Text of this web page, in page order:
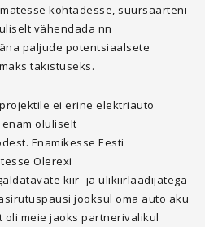
kohtadesse, suursaarteni
vähendada nn
paljude potentsiaalsete
takistuseks.
ei erine elektriauto
oluliselt
Enamikesse Eesti
Olerexi
kiir- ja ülikiirlaadijatega
jooksul oma auto aku
oli meie jaoks partnerivalikul